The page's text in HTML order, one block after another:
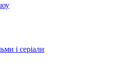
і серіали